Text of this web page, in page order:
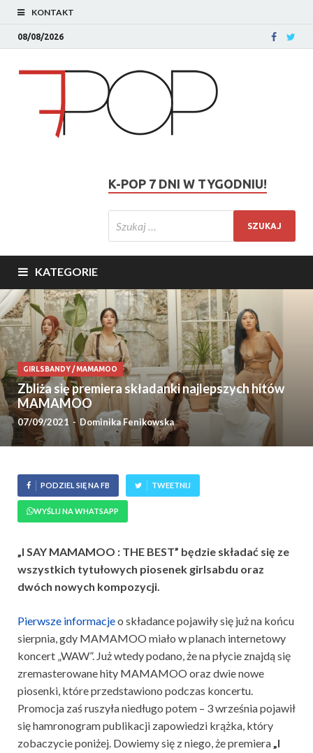
KONTAKT
08/08/2026
K-POP 7 DNI W TYGODNIU!
KATEGORIE
GIRLSBANDY/MAMAMOO
Zbliża się premiera składanki najlepszych hitów
MAMAMOO
07/09/2021 -Dominika Fenikowska
PODZIEL SIĘ NA FB TWEETNIJ
WYŚLIJ NA WHATSAPP
„I SAY MAMAMOO : THE BEST” będzie składać się ze
wszystkich tytułowych piosenek girlsabdu oraz
dwóch nowych kompozycji.
Pierwsze informacjeo składance pojawiły się już na końcu
sierpnia, gdy MAMAMOO miało w planach internetowy
koncert „WAW”. Już wtedy podano, że na płycie znajdą się
zremasterowane hity MAMAMOO oraz dwie nowe
piosenki, które przedstawiono podczas koncertu.
Promocja zaś ruszyła niedługo potem – 3 września pojawił
się hamronogram publikacji zapowiedzi krążka, który
zobaczycie poniżej. Dowiemy się z niego, że premiera„I